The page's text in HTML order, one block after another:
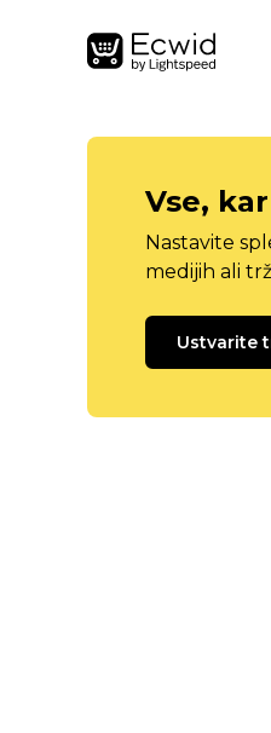
Vse,
Nastavite
medijih ali
Ustvarite